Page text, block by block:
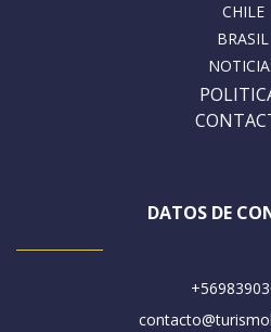
CHILE
BRASIL
DATOS DE